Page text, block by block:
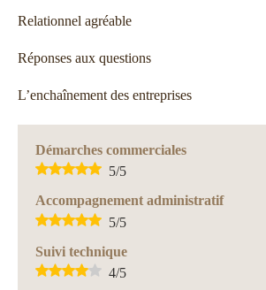
Relationnel agréable
Réponses aux questions
L’enchaînement des entreprises
Démarches commerciales
5/5
Accompagnement administratif
5/5
Suivi technique
4/5